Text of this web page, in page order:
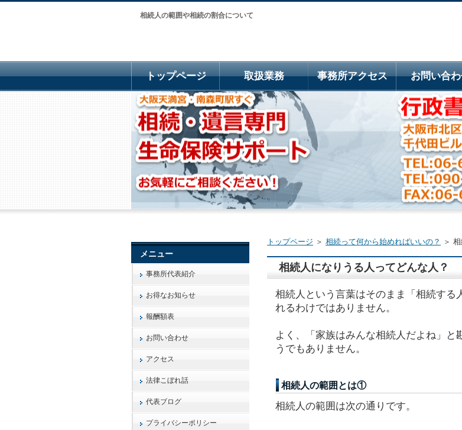
相続人の範囲や相続の割合について
トップページ ＞ 相続って何から始めればいいの？ ＞
相続人になりうる人ってどんな人？
相続人という言葉はそのまま「相続する
れるわけではありません。
よく、「家族はみんな相続人だよね」
うでもありません。
相続人の範囲とは①
相続人の範囲は次の通りです。
メニュー
事務所代表紹介
お得なお知らせ
報酬額表
お問い合わせ
アクセス
法律こぼれ話
代表ブログ
プライバシーポリシー
トップページ 取扱業務 事務所アクセス お問い合